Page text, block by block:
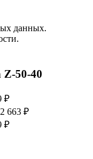
данных.
Z-50-40
₽
663 ₽
₽